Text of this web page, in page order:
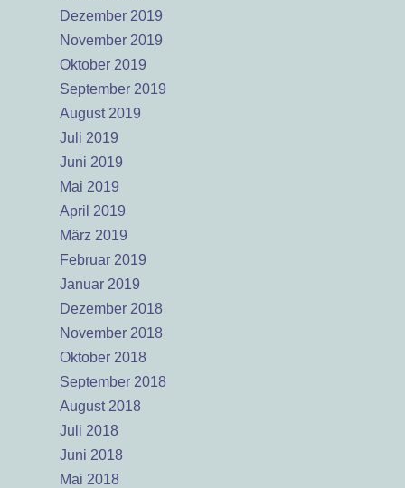
Dezember 2019
November 2019
Oktober 2019
September 2019
August 2019
Juli 2019
Juni 2019
Mai 2019
April 2019
März 2019
Februar 2019
Januar 2019
Dezember 2018
November 2018
Oktober 2018
September 2018
August 2018
Juli 2018
Juni 2018
Mai 2018